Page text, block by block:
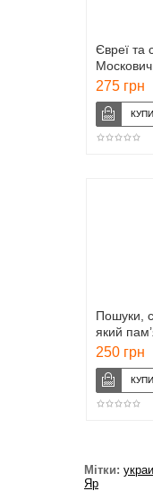
Євреї та
275 грн
Пошуки,
який
(Мартен
250 грн
Мітки:
Яр